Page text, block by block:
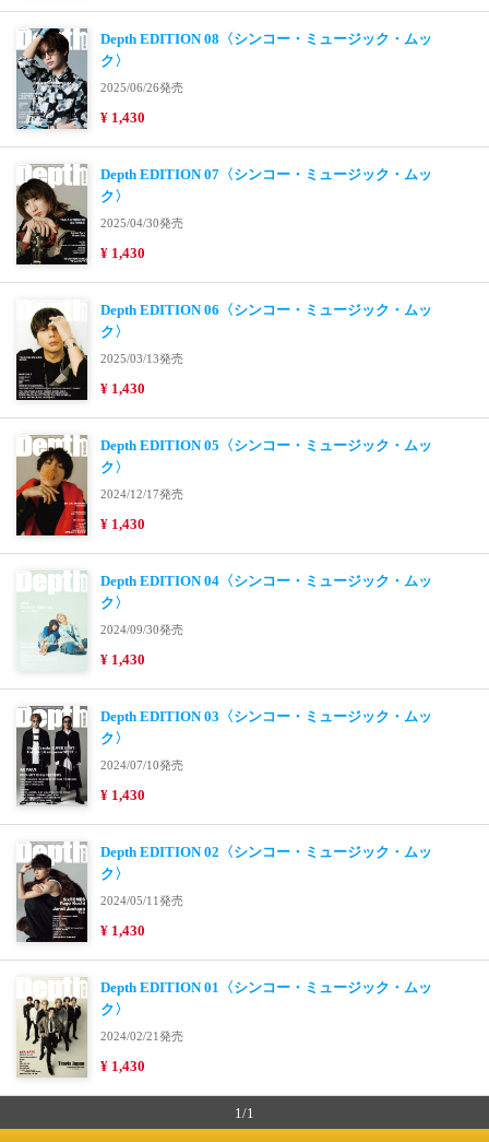
Depth EDITION 08〈シンコー・ミュージック・ムッ
ク〉
2025/06/26発売
¥ 1,430
Depth EDITION 07〈シンコー・ミュージック・ムッ
ク〉
2025/04/30発売
¥ 1,430
Depth EDITION 06〈シンコー・ミュージック・ムッ
ク〉
2025/03/13発売
¥ 1,430
Depth EDITION 05〈シンコー・ミュージック・ムッ
ク〉
2024/12/17発売
¥ 1,430
Depth EDITION 04〈シンコー・ミュージック・ムッ
ク〉
2024/09/30発売
¥ 1,430
Depth EDITION 03〈シンコー・ミュージック・ムッ
ク〉
2024/07/10発売
¥ 1,430
Depth EDITION 02〈シンコー・ミュージック・ムッ
ク〉
2024/05/11発売
¥ 1,430
Depth EDITION 01〈シンコー・ミュージック・ムッ
ク〉
2024/02/21発売
¥ 1,430
1/1